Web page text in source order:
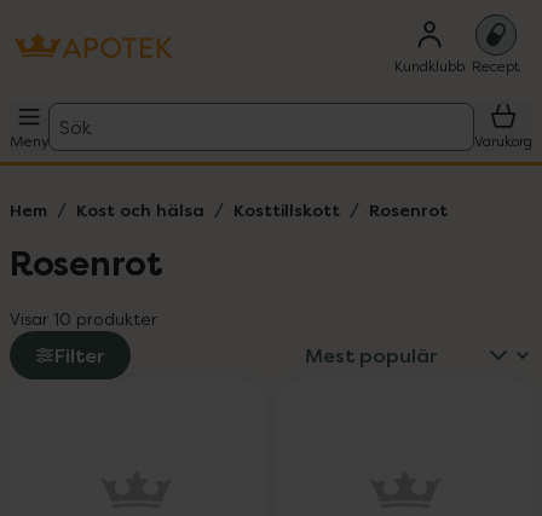
Kundklubb Recept
Meny
Sök
Varukorg
Hem Kost och hälsa Kosttillskott Rosenrot
Rosenrot
Visar 10 produkter
Filter